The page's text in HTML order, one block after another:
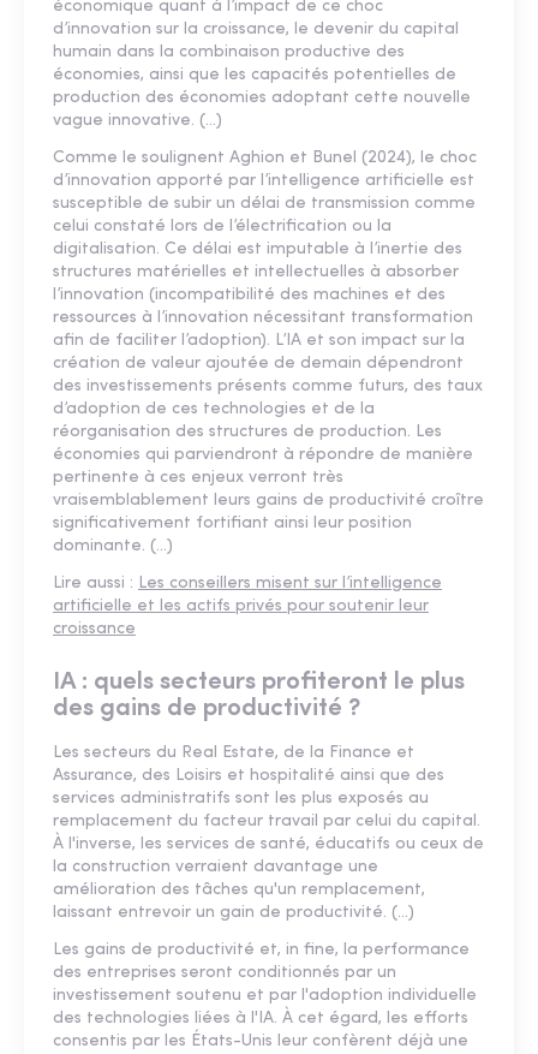
économique quant à l’impact de ce choc
d’innovation sur la croissance, le devenir du capital
humain dans la combinaison productive des
économies, ainsi que les capacités potentielles de
production des économies adoptant cette nouvelle
vague innovative. (...)
Comme le soulignent Aghion et Bunel (2024), le choc
d’innovation apporté par l’intelligence artificielle est
susceptible de subir un délai de transmission comme
celui constaté lors de l’électrification ou la
digitalisation. Ce délai est imputable à l’inertie des
structures matérielles et intellectuelles à absorber
l’innovation (incompatibilité des machines et des
ressources à l’innovation nécessitant transformation
afin de faciliter l’adoption). L’IA et son impact sur la
création de valeur ajoutée de demain dépendront
des investissements présents comme futurs, des taux
d’adoption de ces technologies et de la
réorganisation des structures de production. Les
économies qui parviendront à répondre de manière
pertinente à ces enjeux verront très
vraisemblablement leurs gains de productivité croître
significativement fortifiant ainsi leur position
dominante. (...)
Lire aussi : Les conseillers misent sur l’intelligence
artificielle et les actifs privés pour soutenir leur
croissance
IA : quels secteurs profiteront le plus
des gains de productivité ?
Les secteurs du Real Estate, de la Finance et
Assurance, des Loisirs et hospitalité ainsi que des
services administratifs sont les plus exposés au
remplacement du facteur travail par celui du capital.
À l'inverse, les services de santé, éducatifs ou ceux de
la construction verraient davantage une
amélioration des tâches qu'un remplacement,
laissant entrevoir un gain de productivité. (...)
Les gains de productivité et, in fine, la performance
des entreprises seront conditionnés par un
investissement soutenu et par l'adoption individuelle
des technologies liées à l'IA. À cet égard, les efforts
consentis par les États-Unis leur confèrent déjà une